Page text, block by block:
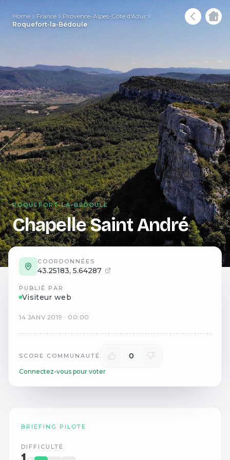
Home France
Provence-Alpes-Côte d'Azur
Roquefort-la-Bédoule
ROQUEFORT-LA-BÉDOULE
Chapelle Saint André
COORDONNÉES
43.25183, 5.64287
PUBLIÉ PAR
Visiteur web
14 JANV 2019 · 00:00
SCORE COMMUNAUTÉ 0
Connectez-vous pour voter
BRIEFING PILOTE
DIFFICULTÉ